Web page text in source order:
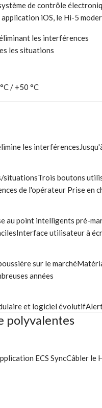
de contrôle
iOS, le Hi-5
les interférences
les situations
/ +50 °C
les
boutons
de l'opérateur Prise en
au point intelligents pré-
utilisateur à
sur le
années
et logiciel
polyvalentes
ECS SyncCâbler